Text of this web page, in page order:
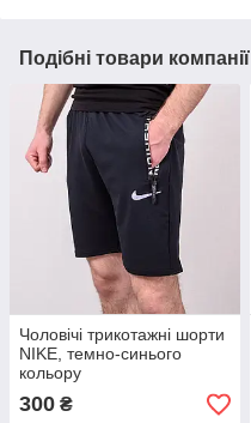
Подібні товари компанії
Чоловічі трикотажні шорти
NIKE, темно-синього
кольору
300 ₴